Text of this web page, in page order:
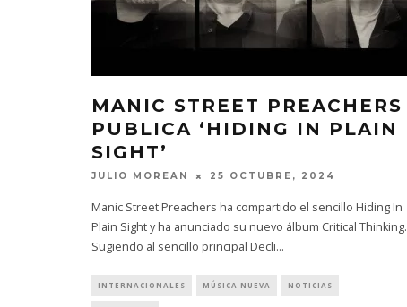
MANIC STREET PREACHERS
PUBLICA ‘HIDING IN PLAIN
SIGHT’
JULIO MOREAN 25 OCTUBRE, 2024
Manic Street Preachers ha compartido el sencillo Hiding In
Plain Sight y ha anunciado su nuevo álbum Critical Thinking.
Sugiendo al sencillo principal Decli...
INTERNACIONALES MÚSICA NUEVA NOTICIAS